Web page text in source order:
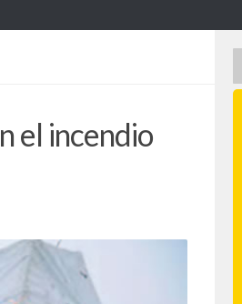
el incendio